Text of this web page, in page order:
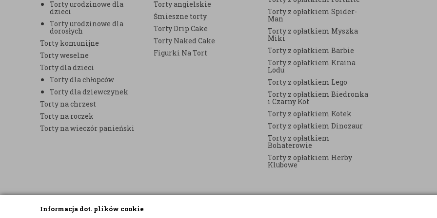
Informacja dot. plików cookie
Torty urodzinowe dla
dzieci
Torty urodzinowe dla
dorosłych
Torty komunijne
Torty weselne
Torty dla dzieci
Torty dla chłopców
Torty dla dziewczynek
Torty na chrzest
Torty na roczek
Torty na wieczór panieński
Torty angielskie
Śmieszne torty
Torty Drip Cake
Torty Naked Cake
Figurki Na Tort
Torty z opłatkiem Spider-
Man
Torty z opłatkiem Myszka
Miki
Torty z opłatkiem Barbie
Torty z opłatkiem Kraina
Lodu
Torty z opłatkiem Lego
Torty z opłatkiem Biedronka
i Czarny Kot
Torty z opłatkiem Kotek
Torty z opłatkiem Dinozaur
Torty z opłatkiem
Bohaterowie
Torty z opłatkiem Herby
Klubowe